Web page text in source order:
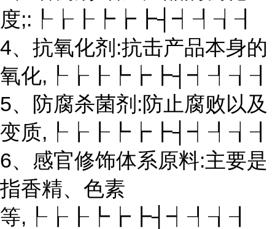
度;:┞┟┠┡┢┣┤┥┦┧┨
4、抗氧化剂:抗击产品本身的
氧化,┞┟┠┡┢┣┤┥┦┧┨
5、防腐杀菌剂:防止腐败以及
变质,┞┟┠┡┢┣┤┥┦┧┨
6、感官修饰体系原料:主要是
指香精、色素
等,┞┟┠┡┢┣┤┥┦┧┨